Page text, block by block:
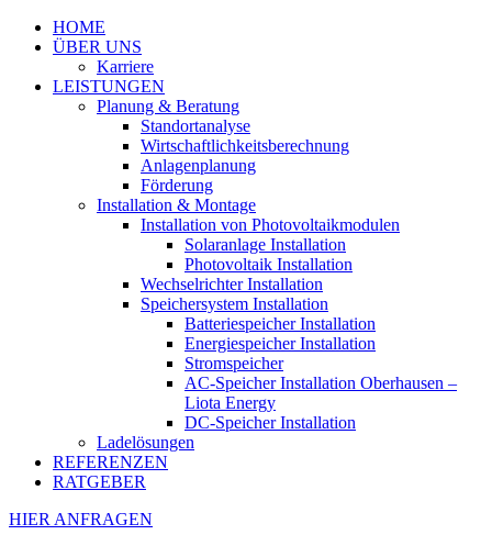
HOME
ÜBER UNS
Karriere
LEISTUNGEN
Planung & Beratung
Standortanalyse
Wirtschaftlichkeitsberechnung
Anlagenplanung
Förderung
Installation & Montage
Installation von Photovoltaikmodulen
Solaranlage Installation
Photovoltaik Installation
Wechselrichter Installation
Speichersystem Installation
Batteriespeicher Installation
Energiespeicher Installation
Stromspeicher
AC-Speicher Installation Oberhausen –
Liota Energy
DC-Speicher Installation
Ladelösungen
REFERENZEN
RATGEBER
HIER ANFRAGEN